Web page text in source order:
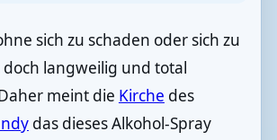
sich zu schaden oder sich zu
langweilig und total
meint die Kirche des
das dieses Alkohol-Spray